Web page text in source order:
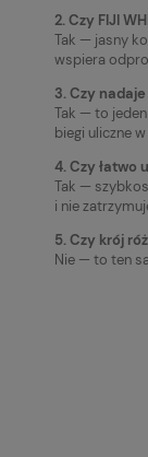
2. Czy FIJI
Tak — jasny
wspiera
3. Czy
Tak — to
biegi uliczne w
4. Czy łatwo
Tak —
i nie
5. Czy krój
Nie — to ten